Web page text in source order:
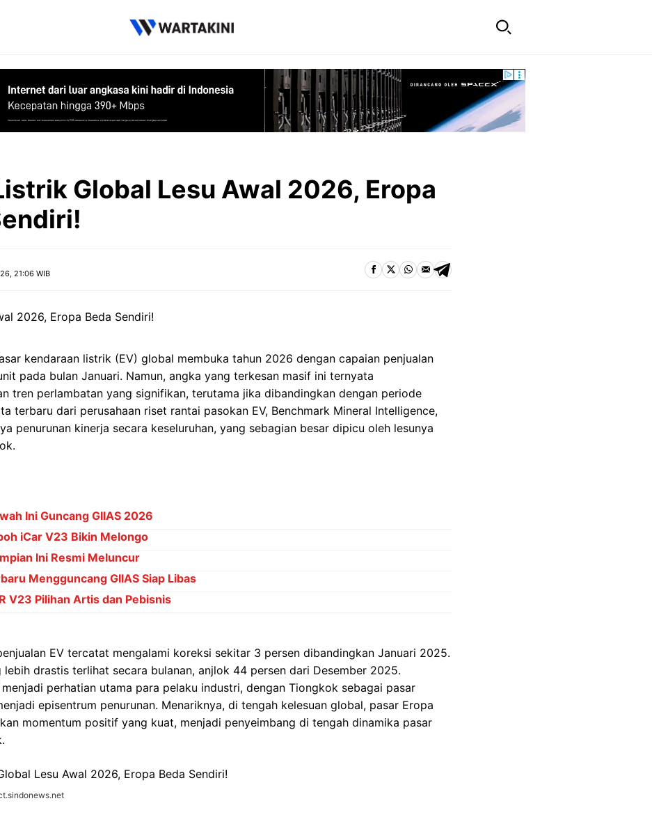
Global Lesu Awal 2026, Eropa
21:06 WIB
kendaraan listrik (EV) global membuka tahun 2026 dengan capaian penjualan
pada bulan Januari. Namun, angka yang terkesan masif ini ternyata
tren perlambatan yang signifikan, terutama jika dibandingkan dengan periode
terbaru dari perusahaan riset rantai pasokan EV, Benchmark Mineral Intelligence,
penurunan kinerja secara keseluruhan, yang sebagian besar dipicu oleh lesunya
Ini Guncang GIIAS 2026
iCar V23 Bikin Melongo
Ini Resmi Meluncur
Mengguncang GIIAS Siap Libas
V23 Pilihan Artis dan Pebisnis
EV tercatat mengalami koreksi sekitar 3 persen dibandingkan Januari 2025.
lebih drastis terlihat secara bulanan, anjlok 44 persen dari Desember 2025.
perhatian utama para pelaku industri, dengan Tiongkok sebagai pasar
episentrum penurunan. Menariknya, di tengah kelesuan global, pasar Eropa
momentum positif yang kuat, menjadi penyeimbang di tengah dinamika pasar